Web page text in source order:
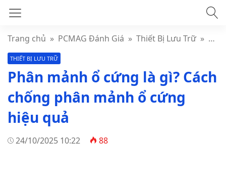
Trang chủ » PCMAG Đánh Giá » Thiết Bị Lưu Trữ»
THIẾT BỊ LƯU TRỮ
Phân mảnh ổ cứng là gì? Cách
chống phân mảnh ổ cứng
hiệu quả
24/10/2025 10:22 88